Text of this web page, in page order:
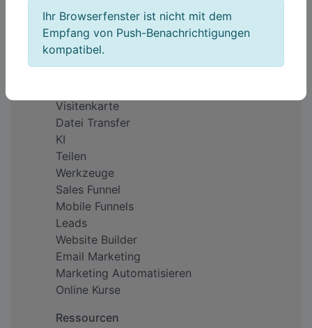
Feedback
Preise
Produkte
Visitenkarte
Datei Transfer
KI
Teilen
Werkzeuge
Sales Funnel
Mobile Funnels
Leads
Website Builder
Email Marketing
Marketing Automatisieren
Online Kurse
Ressourcen
Ihr Browserfenster ist nicht mit dem
Empfang von Push-Benachrichtigungen
kompatibel.